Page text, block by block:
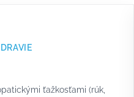
ťažkosťami (rúk,